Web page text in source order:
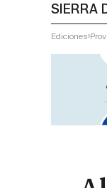
SIERRA
Ediciones